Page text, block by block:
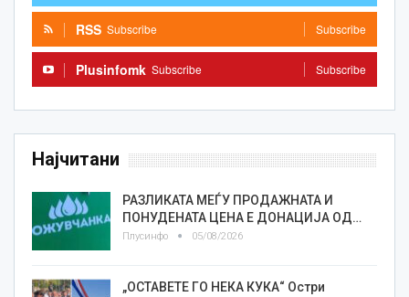
RSS Subscribe Subscribe
Plusinfomk Subscribe Subscribe
Најчитани
РАЗЛИКАТА МЕЃУ ПРОДАЖНАТА И
ПОНУДЕНАТА ЦЕНА Е ДОНАЦИЈА ОД…
Плусинфо 05/08/2026
„ОСТАВЕТЕ ГО НЕКА КУКА“ Остри